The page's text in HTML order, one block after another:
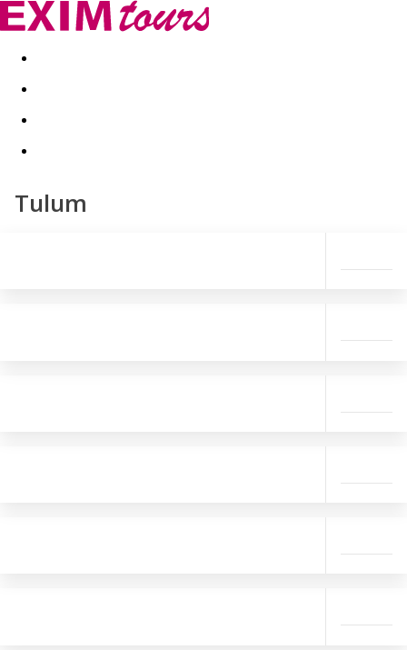
Akční nabídky Last minute
Tulum